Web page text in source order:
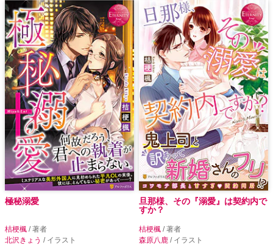
極秘溺愛
桔梗楓 / 著者
北沢きょう / イラスト
旦那様、その『溺愛』は契約内で
すか？
桔梗楓 / 著者
森原八鹿 / イラスト